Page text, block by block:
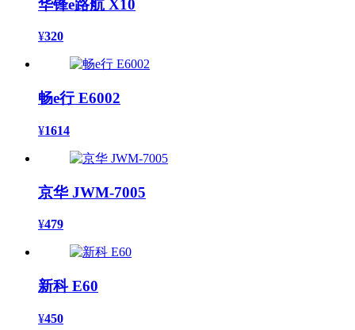
华锋e路航 X10
¥320
畅e行 E6002
¥1614
京华 JWM-7005
¥479
新科 E60
¥450